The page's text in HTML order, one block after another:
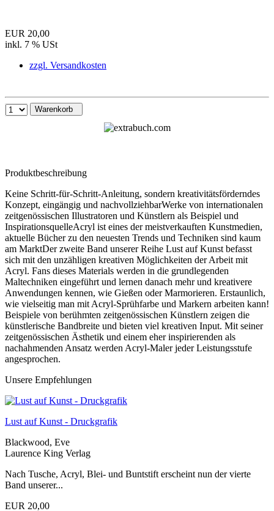
EUR 20,00
inkl. 7 % USt
zzgl. Versandkosten
Warenkorb
Produktbeschreibung
Keine Schritt-für-Schritt-Anleitung, sondern kreativitätsförderndes
Konzept, eingängig und nachvollziehbarWerke von internationalen
zeitgenössischen Illustratoren und Künstlern als Beispiel und
InspirationsquelleAcryl ist eines der meistverkauften Kunstmedien,
aktuelle Bücher zu den neuesten Trends und Techniken sind kaum
am MarktDer zweite Band unserer Reihe Lust auf Kunst befasst
sich mit den unzähligen kreativen Möglichkeiten der Arbeit mit
Acryl. Fans dieses Materials werden in die grundlegenden
Maltechniken eingeführt und lernen danach mehr und kreativere
Anwendungen kennen, wie Gießen oder Marmorieren. Erstaunlich,
wie vielseitig man mit Acryl-Sprühfarbe und Markern arbeiten kann!
Beispiele von berühmten zeitgenössischen Künstlern zeigen die
künstlerische Bandbreite und bieten viel kreativen Input. Mit seiner
zeitgenössischen Ästhetik und einem eher inspirierenden als
nachahmenden Ansatz werden Acryl-Maler jeder Leistungsstufe
angesprochen.
Unsere Empfehlungen
Lust auf Kunst - Druckgrafik
Blackwood, Eve
Laurence King Verlag
Nach Tusche, Acryl, Blei- und Buntstift erscheint nun der vierte
Band unserer...
EUR 20,00